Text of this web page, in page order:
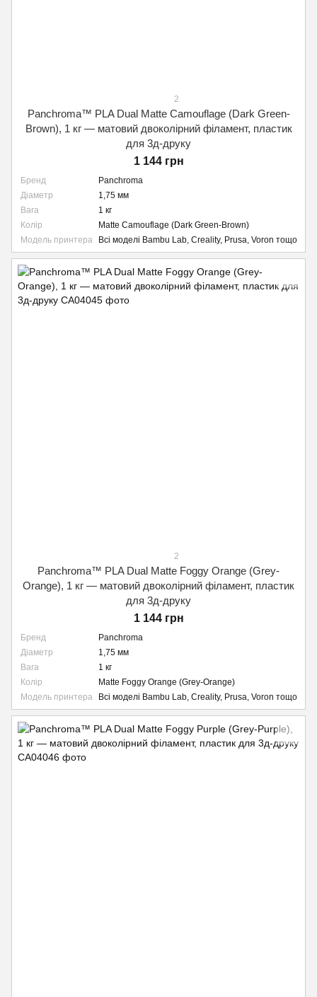
2
Panchroma™ PLA Dual Matte Camouflage (Dark Green-
Brown), 1 кг — матовий двоколірний філамент, пластик
для 3д-друку
1 144 грн
Бренд
Panchroma
Діаметр
1,75 мм
Вага
1 кг
Колір
Matte Camouflage (Dark Green-Brown)
Модель принтера
Всі моделі Bambu Lab, Creality, Prusa, Voron тощо
2
Panchroma™ PLA Dual Matte Foggy Orange (Grey-
Orange), 1 кг — матовий двоколірний філамент, пластик
для 3д-друку
1 144 грн
Бренд
Panchroma
Діаметр
1,75 мм
Вага
1 кг
Колір
Matte Foggy Orange (Grey-Orange)
Модель принтера
Всі моделі Bambu Lab, Creality, Prusa, Voron тощо